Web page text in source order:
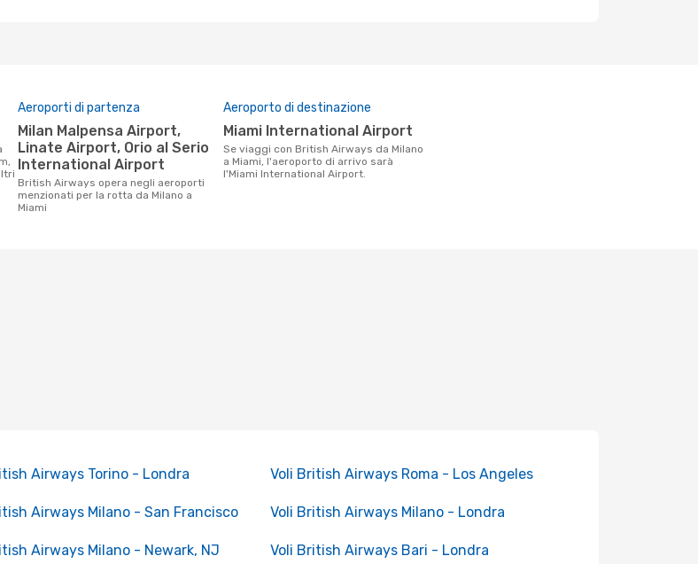
Aeroporti di partenza
Milan Malpensa Airport,
Linate Airport, Orio al Serio
International Airport
British Airways opera negli aeroporti
menzionati per la rotta da Milano a
Miami
Aeroporto di destinazione
Miami International Airport
Se viaggi con British Airways da Milano
a Miami, l'aeroporto di arrivo sarà
l'Miami International Airport.
Airways Torino - Londra Voli British Airways Roma - Los Angeles
Airways Milano - San Francisco Voli British Airways Milano - Londra
Airways Milano - Newark, NJ Voli British Airways Bari - Londra